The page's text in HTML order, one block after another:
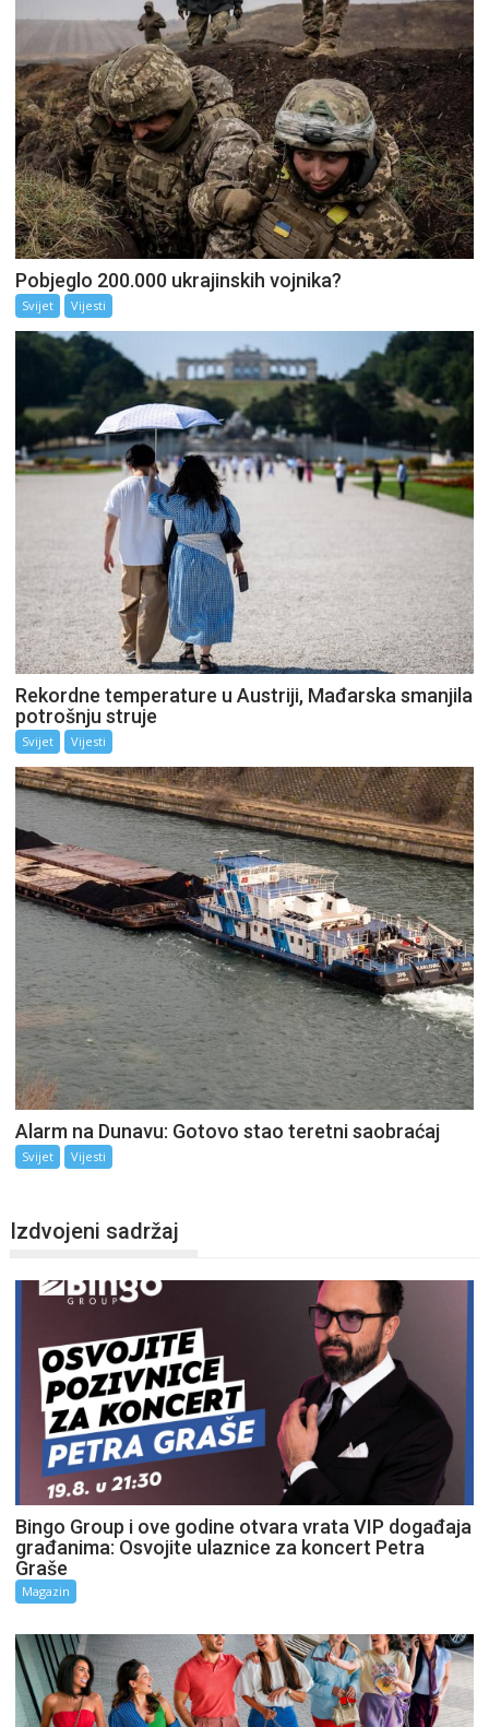
Pobjeglo 200.000 ukrajinskih vojnika?
Svijet Vijesti
Rekordne temperature u Austriji, Mađarska smanjila
potrošnju struje
Svijet Vijesti
Alarm na Dunavu: Gotovo stao teretni saobraćaj
Svijet Vijesti
Izdvojeni sadržaj
Bingo Group i ove godine otvara vrata VIP događaja
građanima: Osvojite ulaznice za koncert Petra
Graše
Magazin